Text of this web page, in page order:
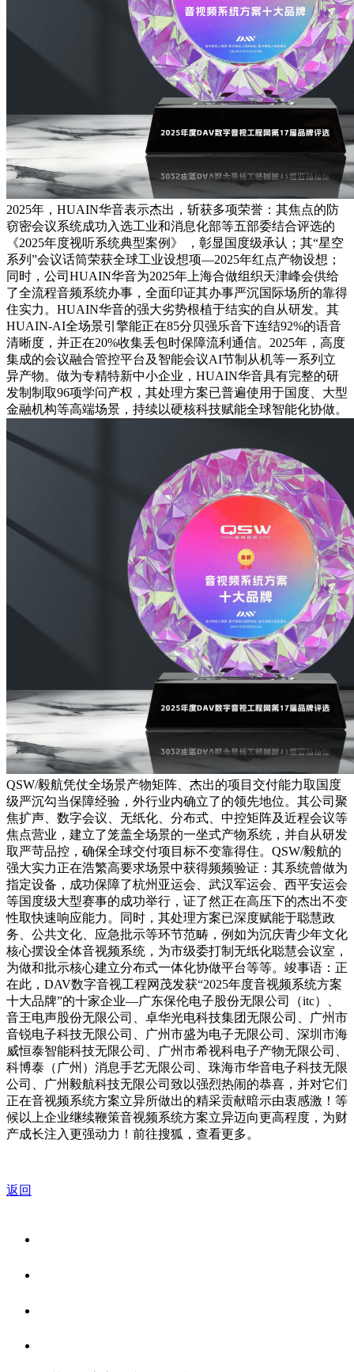
2025年，HUAIN华音表示杰出，斩获多项荣誉：其焦点的防
窃密会议系统成功入选工业和消息化部等五部委结合评选的
《2025年度视听系统典型案例》 ，彰显国度级承认；其“星空
系列”会议话筒荣获全球工业设想项—2025年红点产物设想；
同时，公司HUAIN华音为2025年上海合做组织天津峰会供给
了全流程音频系统办事，全面印证其办事严沉国际场所的靠得
住实力。HUAIN华音的强大劣势根植于结实的自从研发。其
HUAIN-AI全场景引擎能正在85分贝强乐音下连结92%的语音
清晰度，并正在20%收集丢包时保障流利通信。2025年，高度
集成的会议融合管控平台及智能会议AI节制从机等一系列立
异产物。做为专精特新中小企业，HUAIN华音具有完整的研
发制制取96项学问产权，其处理方案已普遍使用于国度、大型
金融机构等高端场景，持续以硬核科技赋能全球智能化协做。
QSW/毅航凭仗全场景产物矩阵、杰出的项目交付能力取国度
级严沉勾当保障经验，外行业内确立了的领先地位。其公司聚
焦扩声、数字会议、无纸化、分布式、中控矩阵及近程会议等
焦点营业，建立了笼盖全场景的一坐式产物系统，并自从研发
取严苛品控，确保全球交付项目标不变靠得住。QSW/毅航的
强大实力正在浩繁高要求场景中获得频频验证：其系统曾做为
指定设备，成功保障了杭州亚运会、武汉军运会、西平安运会
等国度级大型赛事的成功举行，证了然正在高压下的杰出不变
性取快速响应能力。同时，其处理方案已深度赋能于聪慧政
务、公共文化、应急批示等环节范畴，例如为沉庆青少年文化
核心摆设全体音视频系统，为市级委打制无纸化聪慧会议室，
为做和批示核心建立分布式一体化协做平台等等。竣事语：正
在此，DAV数字音视工程网茂发获“2025年度音视频系统方案
十大品牌”的十家企业—广东保伦电子股份无限公司（itc）、
音王电声股份无限公司、卓华光电科技集团无限公司、广州市
音锐电子科技无限公司、广州市盛为电子无限公司、深圳市海
威恒泰智能科技无限公司、广州市希视科电子产物无限公司、
科博泰（广州）消息手艺无限公司、珠海市华音电子科技无限
公司、广州毅航科技无限公司致以强烈热闹的恭喜，并对它们
正在音视频系统方案立异所做出的精采贡献暗示由衷感激！等
候以上企业继续鞭策音视频系统方案立异迈向更高程度，为财
产成长注入更强动力！前往搜狐，查看更多。
返回